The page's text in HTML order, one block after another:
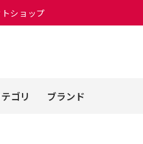
ショップ
ゴリ ブランド